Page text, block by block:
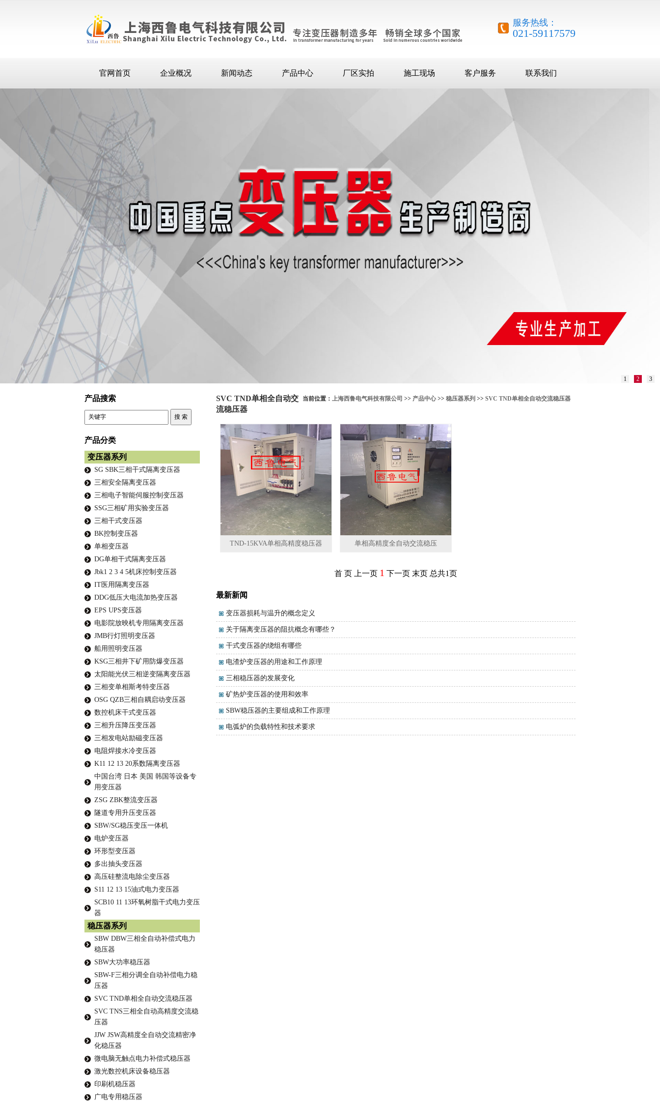
服务热线：
021-59117579
官网首页 企业概况 新闻动态 产品中心 厂区实拍 施工现场 客户服务 联系我们
1 2 3
当前位置： 上海西鲁电气科技有限公司 >> 产品中心 >> 稳压器系列 >> SVC TND单相全自动交流稳压器
SVC TND单相全自动交
流稳压器
TND-15KVA单相高精度稳压器 单相高精度全自动交流稳压
首 页 上一页 1 下一页 末页 总共1页
最新新闻
变压器损耗与温升的概念定义
关于隔离变压器的阻抗概念有哪些？
干式变压器的绕组有哪些
电渣炉变压器的用途和工作原理
三相稳压器的发展变化
矿热炉变压器的使用和效率
SBW稳压器的主要组成和工作原理
电弧炉的负载特性和技术要求
产品搜索
产品分类
变压器系列
SG SBK三相干式隔离变压器
三相安全隔离变压器
三相电子智能伺服控制变压器
SSG三相矿用实验变压器
三相干式变压器
BK控制变压器
单相变压器
DG单相干式隔离变压器
Jbk1 2 3 4 5机床控制变压器
IT医用隔离变压器
DDG低压大电流加热变压器
EPS UPS变压器
电影院放映机专用隔离变压器
JMB行灯照明变压器
船用照明变压器
KSG三相井下矿用防爆变压器
太阳能光伏三相逆变隔离变压器
三相变单相斯考特变压器
OSG QZB三相自耦启动变压器
数控机床干式变压器
三相升压降压变压器
三相发电站励磁变压器
电阻焊接水冷变压器
K11 12 13 20系数隔离变压器
中国台湾 日本 美国 韩国等设备专
用变压器
ZSG ZBK整流变压器
隧道专用升压变压器
SBW/SG稳压变压一体机
电炉变压器
环形型变压器
多出抽头变压器
高压硅整流电除尘变压器
S11 12 13 15油式电力变压器
SCB10 11 13环氧树脂干式电力变压
器
稳压器系列
SBW DBW三相全自动补偿式电力
稳压器
SBW大功率稳压器
SBW-F三相分调全自动补偿电力稳
压器
SVC TND单相全自动交流稳压器
SVC TNS三相全自动高精度交流稳
压器
JJW JSW高精度全自动交流精密净
化稳压器
微电脑无触点电力补偿式稳压器
激光数控机床设备稳压器
印刷机稳压器
广电专用稳压器